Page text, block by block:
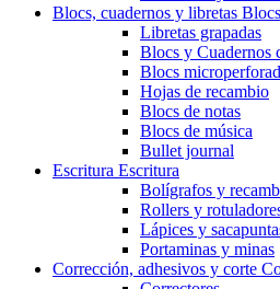
Blocs, cuadernos y libretas
Libretas grapadas
Blocs y Cuadernos
Blocs
Hojas de recambio
Blocs de notas
Blocs de música
Bullet journal
Escritura Escritura
Bolígrafos y
Rollers y
Lápices y
Portaminas y minas
Corrección, adhesivos y corte